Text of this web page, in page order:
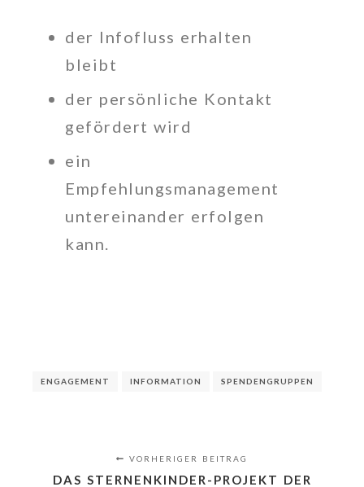
der Infofluss erhalten
bleibt
der persönliche Kontakt
gefördert wird
ein
Empfehlungsmanagement
untereinander erfolgen
kann.
ENGAGEMENT INFORMATION SPENDENGRUPPEN
VORHERIGER BEITRAG
DAS STERNENKINDER-PROJEKT DER